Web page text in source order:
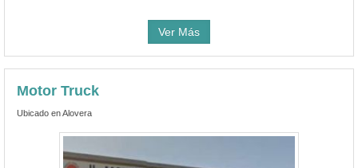
Ver Más
Motor Truck
Ubicado en Alovera